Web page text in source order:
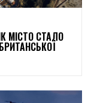
МІСТО СТАЛО